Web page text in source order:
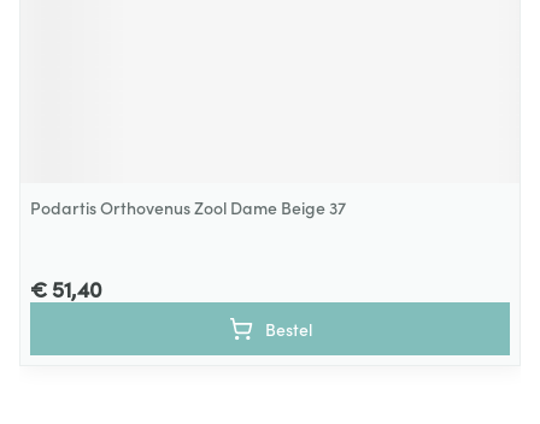
Podartis Orthovenus Zool Dame Beige 37
€ 51,40
Bestel